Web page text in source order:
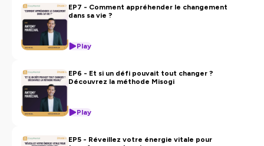
EP7 - Comment appréhender le changement
dans sa vie ?
Play
EP6 - Et si un défi pouvait tout changer ?
Découvrez la méthode Misogi
Play
EP5 - Réveillez votre énergie vitale pour